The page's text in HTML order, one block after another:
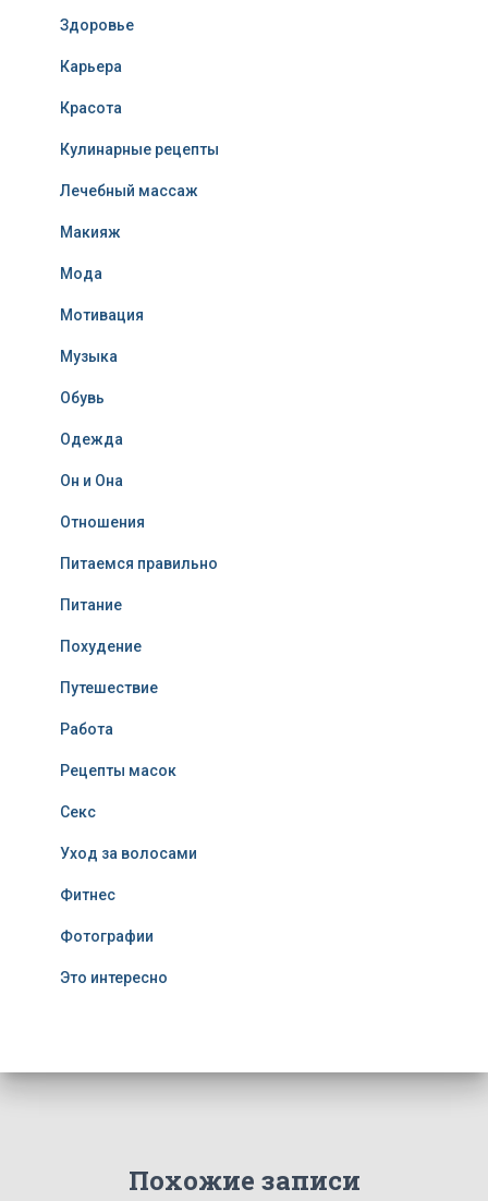
Здоровье
Карьера
Красота
Кулинарные рецепты
Лечебный массаж
Макияж
Мода
Мотивация
Музыка
Обувь
Одежда
Он и Она
Отношения
Питаемся правильно
Питание
Похудение
Путешествие
Работа
Рецепты масок
Секс
Уход за волосами
Фитнес
Фотографии
Это интересно
Похожие записи